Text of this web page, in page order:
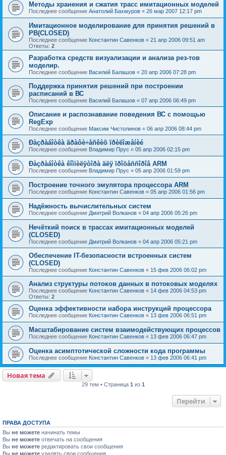
Методы хранения и сжатия трасс имитационных моделей
Последнее сообщение Анатолий Бахмуров « 26 мар 2007 12:17 pm
Имитационное моделирование для принятия решений в
РВ(CLOSED)
Последнее сообщение Константин Савенков « 21 апр 2006 09:51 am
Ответы: 2
Разработка средств визуализации и анализа рез-тов
моделир.
Последнее сообщение Василий Балашов « 20 апр 2006 07:28 pm
Поддержка принятия решений при построении
расписаний в ВС
Последнее сообщение Василий Балашов « 07 апр 2006 06:49 pm
Описание и распознавание поведения ВС с помощью
RegExp
Последнее сообщение Максим Чистолинов « 06 апр 2006 08:44 pm
Ðàçðàáîòêà ãðàôè÷åñêèõ ïðèëîæåíèé
Последнее сообщение Владимир Прус « 05 апр 2006 02:15 pm
Ðàçðàáîòêà êîìïèëÿòîðà äëÿ ïðîöåññîðîâ ARM
Последнее сообщение Владимир Прус « 05 апр 2006 01:59 pm
Построение точного эмулятора процессора ARM
Последнее сообщение Константин Савенков « 05 апр 2006 01:56 pm
Надёжность вычислительных систем
Последнее сообщение Дмитрий Волканов « 04 апр 2006 05:26 pm
Нечёткий поиск в трассах имитационных моделей
(CLOSED)
Последнее сообщение Дмитрий Волканов « 04 апр 2006 05:21 pm
Обеспечение IT-безопасности встроенных систем
(CLOSED)
Последнее сообщение Константин Савенков « 15 фев 2006 06:02 pm
Анализ структуры потоков данных в потоковых моделях
Последнее сообщение Константин Савенков « 14 фев 2006 04:53 pm
Ответы: 2
Оценка эффективности набора инструкций процессора
Последнее сообщение Константин Савенков « 13 фев 2006 06:51 pm
Масштабирование систем взаимодействующих процессов
Последнее сообщение Константин Савенков « 13 фев 2006 06:47 pm
Оценка асимптотической сложности кода программы
Последнее сообщение Константин Савенков « 13 фев 2006 06:41 pm
Новая тема
29 тем • Страница 1 из 1
Перейти
ПРАВА ДОСТУПА
Вы не можете начинать темы
Вы не можете отвечать на сообщения
Вы не можете редактировать свои сообщения
Вы не можете удалять свои сообщения